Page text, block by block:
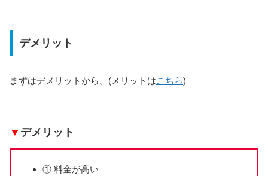
デメリット
まずはデメリットから。(メリットはこちら)
▼ デメリット
① 料金が高い